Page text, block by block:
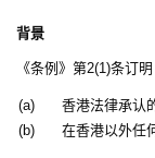
背景
《条例》第2(1)条订
(a)
香港法律承认
(b)
在香港以外任